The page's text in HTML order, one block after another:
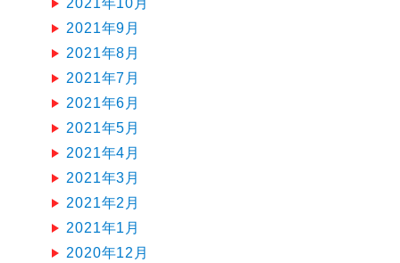
2021年10月
2021年9月
2021年8月
2021年7月
2021年6月
2021年5月
2021年4月
2021年3月
2021年2月
2021年1月
2020年12月